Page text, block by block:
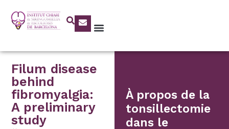
Filum disease
behind
fibromyalgia:
A preliminary
study
À propos de la
tonsillectomie
dans le